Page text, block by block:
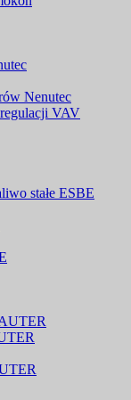
Nenutec
VAV
stałe ESBE